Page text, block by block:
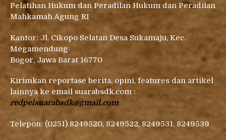
Pelatihan Hukum dan Peradilan Hukum dan Peradilan
Mahkamah Agung RI
Kantor: Jl. Cikopo Selatan Desa Sukamaju, Kec.
Megamendung
Bogor, Jawa Barat 16770
Kirimkan reportase berita, opini, features dan artikel
lainnya ke email suarabsdk.com :
redpelsuarabsdk@gmail.com
Telepon: (0251) 8249520, 8249522, 8249531, 8249539